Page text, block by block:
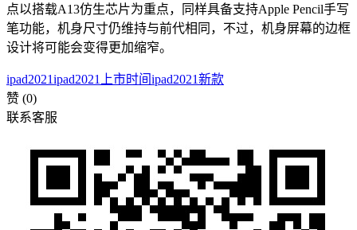
点以搭载A13仿生芯片为重点，同样具备支持Apple Pencil手写
笔功能，机身尺寸仍维持与前代相同，不过，机身屏幕的边框
设计将可能会变得更加缩窄。
ipad2021ipad2021上市时间ipad2021新款
赞 (0)
联系客服